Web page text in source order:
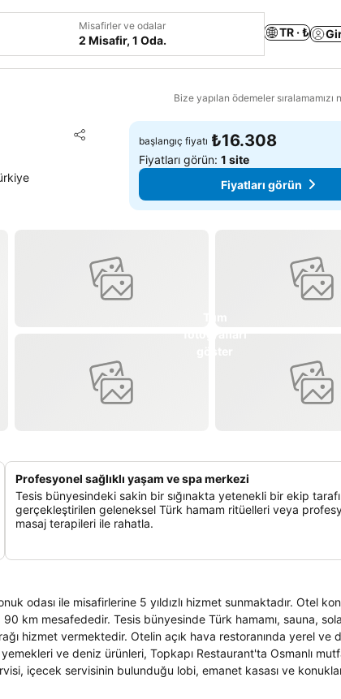
Misafirler ve odalar
2 Misafir, 1 Oda.
TR · ₺
Bize yapılan ödemeler sıralamamızı
Paylaş
Favorilerime ekle
başlangıç fiyatı ₺16.308
Fiyatları görün:1 site
Fiyatları görün
Profesyonel sağlıklı yaşam ve spa merkezi
Tesis bünyesindeki sakin bir sığınakta yetenekli bir ekip
gerçekleştirilen geleneksel Türk hamam ritüelleri veya
masaj terapileri ile rahatla.
odası ile misafirlerine 5 yıldızlı hizmet sunmaktadır. Otel
km mesafededir. Tesis bünyesinde Türk hamamı, sauna,
hizmet vermektedir. Otelin açık hava restoranında yerel ve
ve deniz ürünleri, Topkapı Restaurant'ta Osmanlı
içecek servisinin bulunduğu lobi, emanet kasası ve
alanlarında ve odalarında erişim imkanı olan yüksek